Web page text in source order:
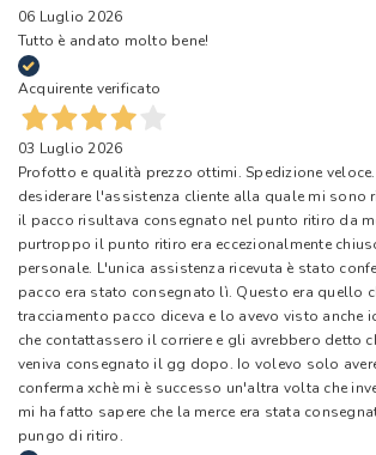
06 Luglio 2026
Tutto è andato molto bene!
Acquirente verificato
03 Luglio 2026
Profotto e qualità prezzo ottimi. Spedizione
desiderare l'assistenza cliente alla quale mi sono
il pacco risultava consegnato nel punto ritiro da
purtroppo il punto ritiro era eccezionalmente
personale. L'unica assistenza ricevuta è stato
pacco era stato consegnato lì. Questo era quello
tracciamento pacco diceva e lo avevo visto anche
che contattassero il corriere e gli avrebbero detto
veniva consegnato il gg dopo. Io volevo solo
conferma xchè mi è successo un'altra volta che
mi ha fatto sapere che la merce era stata
pungo di ritiro.